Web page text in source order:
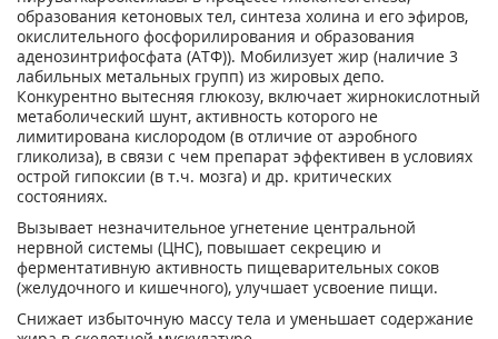
образования кетоновых тел, синтеза холина и его эфиров,
окислительного фосфорилирования и образования
аденозинтрифосфата (АТФ)). Мобилизует жир (наличие 3
лабильных метальных групп) из жировых депо.
Конкурентно вытесняя глюкозу, включает жирнокислотный
метаболический шунт, активность которого не
лимитирована кислородом (в отличие от аэробного
гликолиза), в связи с чем препарат эффективен в условиях
острой гипоксии (в т.ч. мозга) и др. критических
состояниях.
Вызывает незначительное угнетение центральной
нервной системы (ЦНС), повышает секрецию и
ферментативную активность пищеварительных соков
(желудочного и кишечного), улучшает усвоение пищи.
Снижает избыточную массу тела и уменьшает содержание